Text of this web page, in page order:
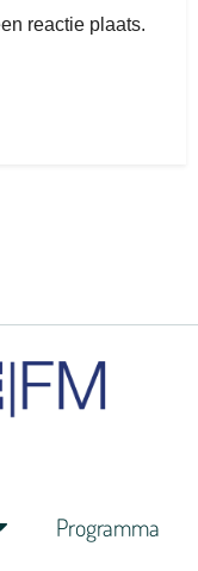
reactie plaats.
Programma